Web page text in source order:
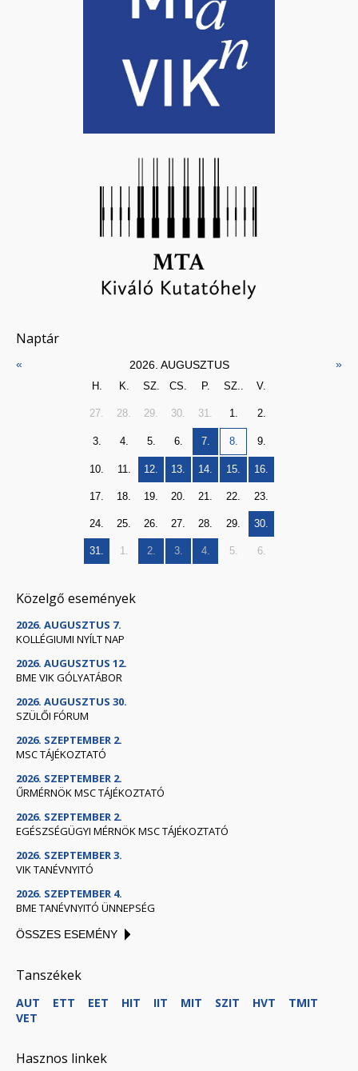
Naptár
« 2026. AUGUSZTUS »
H. K. SZ. CS. P. SZ.. V.
27. 28. 29. 30. 31. 1. 2.
3. 4. 5. 6. 7. 8. 9.
10. 11. 12. 13. 14. 15. 16.
17. 18. 19. 20. 21. 22. 23.
24. 25. 26. 27. 28. 29. 30.
31. 1. 2. 3. 4. 5. 6.
Közelgő események
2026. AUGUSZTUS 7.
KOLLÉGIUMI NYÍLT NAP
2026. AUGUSZTUS 12.
BME VIK GÓLYATÁBOR
2026. AUGUSZTUS 30.
SZÜLŐI FÓRUM
2026. SZEPTEMBER 2.
MSC TÁJÉKOZTATÓ
2026. SZEPTEMBER 2.
ŰRMÉRNÖK MSC TÁJÉKOZTATÓ
2026. SZEPTEMBER 2.
EGÉSZSÉGÜGYI MÉRNÖK MSC TÁJÉKOZTATÓ
2026. SZEPTEMBER 3.
VIK TANÉVNYITÓ
2026. SZEPTEMBER 4.
BME TANÉVNYITÓ ÜNNEPSÉG
ÖSSZES ESEMÉNY
Tanszékek
AUT ETT EET HIT IIT MIT SZIT HVT
TMIT
VET
Hasznos linkek